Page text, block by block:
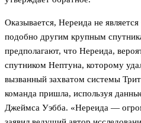
Оказывается, Нереида не
подобно другим крупным
предполагают, что Нереида,
спутником Нептуна, которому
вызванный захватом системы
команда пришла, используя
Джеймса Уэбба. «Нереида —